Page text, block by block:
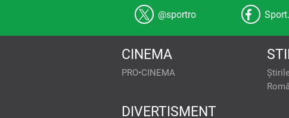
@sportro
CINEMA
PRO•CINEMA
DIVERTISMENT
Nouă ne pasă ca datele tale personale să rămână